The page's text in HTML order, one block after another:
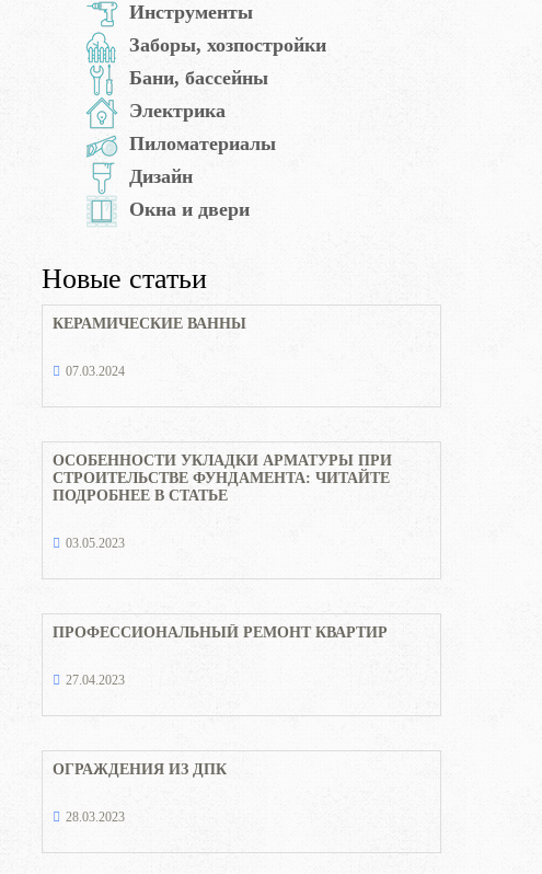
Инструменты
Заборы, хозпостройки
Бани, бассейны
Электрика
Пиломатериалы
Дизайн
Окна и двери
Новые статьи
КЕРАМИЧЕСКИЕ ВАННЫ
07.03.2024
ОСОБЕННОСТИ УКЛАДКИ АРМАТУРЫ ПРИ
СТРОИТЕЛЬСТВЕ ФУНДАМЕНТА: ЧИТАЙТЕ
ПОДРОБНЕЕ В СТАТЬЕ
03.05.2023
ПРОФЕССИОНАЛЬНЫЙ РЕМОНТ КВАРТИР
27.04.2023
ОГРАЖДЕНИЯ ИЗ ДПК
28.03.2023